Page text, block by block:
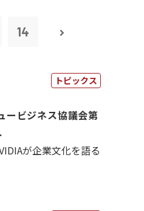
14
トピックス
ービジネス協議会第
が企業文化を語る